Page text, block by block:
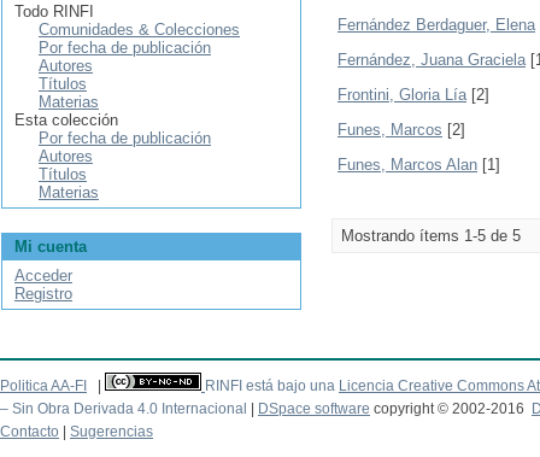
Fernández Berdaguer, Elena
Fernández, Juana Graciela
Frontini, Gloria Lía[2]
Funes, Marcos [2]
Funes, Marcos Alan [1]
Mostrando ítems 1-5 de 5
Todo RINFI
Comunidades & Colecciones
Por fecha de publicación
Autores
Títulos
Materias
Esta colección
Por fecha de publicación
Autores
Títulos
Materias
Mi cuenta
Acceder
Registro
Politica AA-FI RINFI está bajo una Licencia Creative Commons
– Sin Obra Derivada 4.0 Internacional
DSpace software copyright © 2002-2016
Contacto
Sugerencias